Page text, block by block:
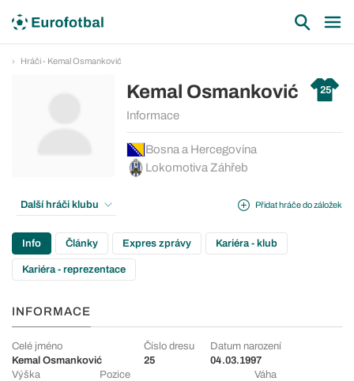
Hráči - Kemal Osmanković
Kemal Osmanković 25
Informace
Bosna a Hercegovina
Lokomotiva Záhřeb
Přidat hráče do záložek
Další hráči klubu
Info Články Expres zprávy Kariéra - klub
Kariéra - reprezentace
INFORMACE
Celé jméno
Kemal Osmanković
Číslo dresu
25
Datum narození
04.03.1997
Výška
Pozice
Váha